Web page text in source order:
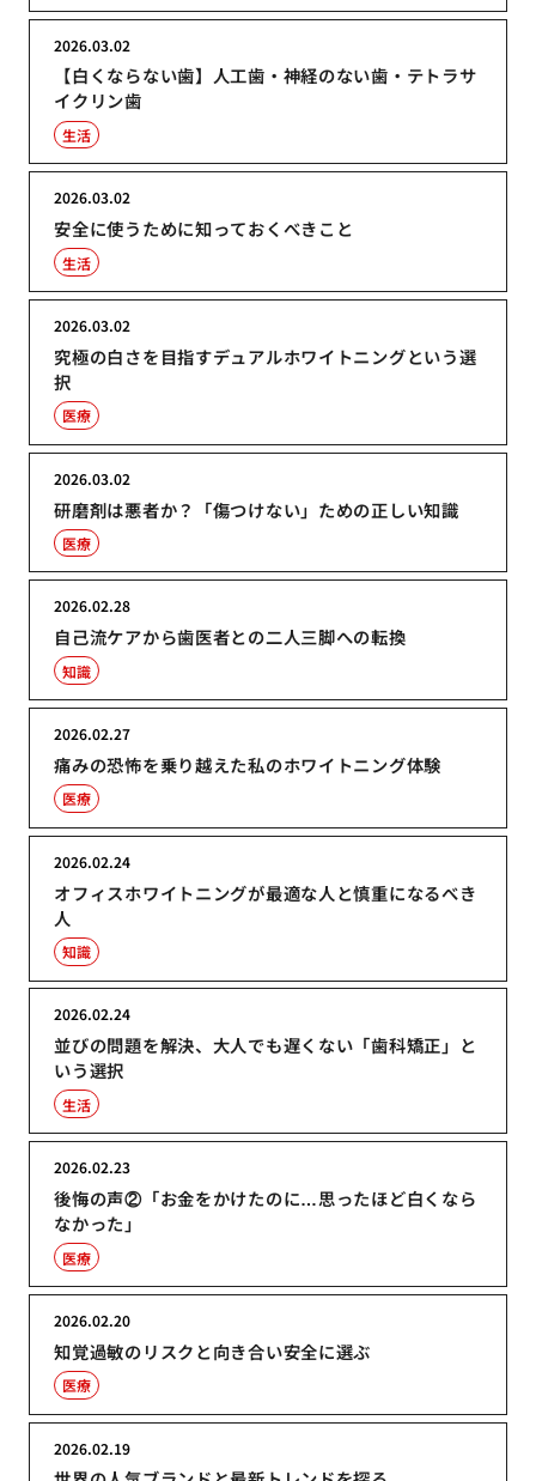
【白くならない歯】人工歯・神経のない歯・テトラサ
イクリン歯
2026.03.02
生活
安全に使うために知っておくべきこと
2026.03.02
生活
究極の白さを目指すデュアルホワイトニングという選
択
2026.03.02
医療
研磨剤は悪者か？「傷つけない」ための正しい知識
2026.03.02
医療
自己流ケアから歯医者との二人三脚への転換
2026.02.28
知識
痛みの恐怖を乗り越えた私のホワイトニング体験
2026.02.27
医療
オフィスホワイトニングが最適な人と慎重になるべき
人
2026.02.24
知識
並びの問題を解決、大人でも遅くない「歯科矯正」と
いう選択
2026.02.24
生活
後悔の声②「お金をかけたのに…思ったほど白くなら
なかった」
2026.02.23
医療
知覚過敏のリスクと向き合い安全に選ぶ
2026.02.20
医療
2026.02.19